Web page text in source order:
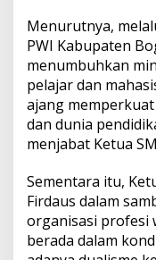
Menurutnya,
PWI Kabupaten
menumbuhkan
pelajar dan
ajang
dan dunia
menjabat Ketua
Sementara itu,
Firdaus dalam
organisasi profesi
berada dalam